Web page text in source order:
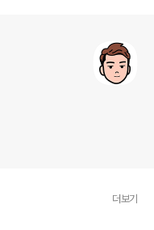
더보기